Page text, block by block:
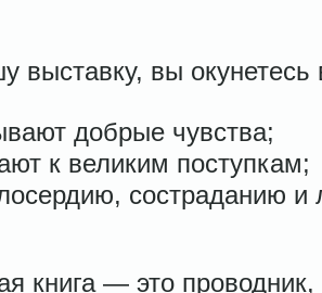
выставку, вы
добрые чувства;
к великим поступкам;
состраданию
книга — это проводник,